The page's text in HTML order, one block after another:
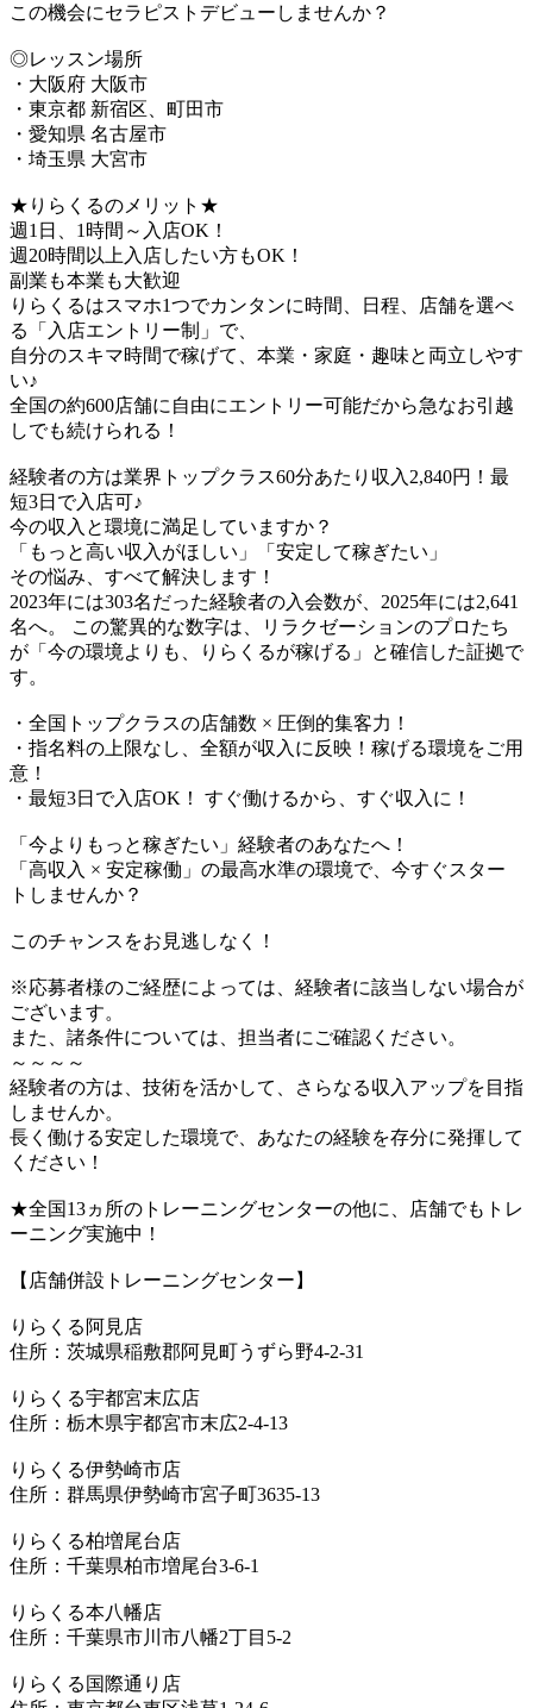
この機会にセラピストデビューしませんか？
◎レッスン場所
・大阪府 大阪市
・東京都 新宿区、町田市
・愛知県 名古屋市
・埼玉県 大宮市
★りらくるのメリット★
週1日、1時間～入店OK！
週20時間以上入店したい方もOK！
副業も本業も大歓迎
りらくるはスマホ1つでカンタンに時間、日程、店舗を選べ
る「入店エントリー制」で、
​自分のスキマ時間で稼げて、本業・家庭・趣味と両立しやす
い♪​
全国の約600店舗に自由にエントリー可能だから急なお引越
しでも続けられる！
経験者の方は業界トップクラス60分あたり収入2,840円！最
短3日で入店可♪
今の収入と環境に満足していますか？
「もっと高い収入がほしい」「安定して稼ぎたい」
その悩み、すべて解決します！
2023年には303名だった経験者の入会数が、2025年には2,641
名へ。 この驚異的な数字は、リラクゼーションのプロたち
が「今の環境よりも、りらくるが稼げる」と確信した証拠で
す。
・全国トップクラスの店舗数 × 圧倒的集客力！
・指名料の上限なし、全額が収入に反映！稼げる環境をご用
意！
・最短3日で入店OK！ すぐ働けるから、すぐ収入に！
「今よりもっと稼ぎたい」経験者のあなたへ！
「高収入 × 安定稼働」の最高水準の環境で、今すぐスター
トしませんか？
このチャンスをお見逃しなく！
※応募者様のご経歴によっては、経験者に該当しない場合が
ございます。
また、諸条件については、担当者にご確認ください。
～～～～
経験者の方は、技術を活かして、さらなる収入アップを目指
しませんか。
長く働ける安定した環境で、あなたの経験を存分に発揮して
ください！
★全国13ヵ所のトレーニングセンターの他に、店舗でもトレ
ーニング実施中！
【店舗併設トレーニングセンター】
りらくる阿見店
住所：茨城県稲敷郡阿見町うずら野4-2-31
りらくる宇都宮末広店
住所：栃木県宇都宮市末広2-4-13
りらくる伊勢崎市店
住所：群馬県伊勢崎市宮子町3635-13
りらくる柏増尾台店
住所：千葉県柏市増尾台3-6-1
りらくる本八幡店
住所：千葉県市川市八幡2丁目5-2
りらくる国際通り店